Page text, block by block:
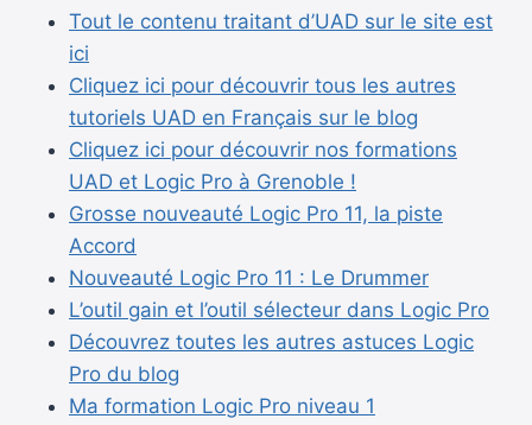
Tout le contenu traitant d’UAD sur le site est
ici
Cliquez ici pour découvrir tous les autres
tutoriels UAD en Français sur le blog
Cliquez ici pour découvrir nos formations
UAD et Logic Pro à Grenoble !
Grosse nouveauté Logic Pro 11, la piste
Accord
Nouveauté Logic Pro 11 : Le Drummer
L’outil gain et l’outil sélecteur dans Logic Pro
Découvrez toutes les autres astuces Logic
Pro du blog
Ma formation Logic Pro niveau 1